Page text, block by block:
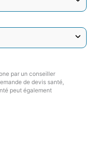
par un conseiller
de devis santé,
peut également